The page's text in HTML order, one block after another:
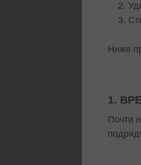
Ниже
1.
Почти